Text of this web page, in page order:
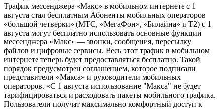
Трафик мессенджера «Макс» в мобильном интернете с 1
августа стал бесплатным Абоненты мобильных операторов
«большой четверки» (МТС, «МегаФон», «Билайна» и Т2) с 1
августа могут бесплатно использовать основные функции
мессенджера «Макс» — звонки, сообщения, пересылку
файлов и цифровые сервисы. Весь этот трафик в мобильном
интернете теперь будет предоставляться бесплатно. Такой
порядок предусмотрен соглашением, которое подписали
представители «Макса» и руководители мобильных
операторов. «С 1 августа использование "Макса" не будет
тарифицироваться и расходовать пакеты мобильного трафика.
Пользователи получат максимально комфортный доступ к